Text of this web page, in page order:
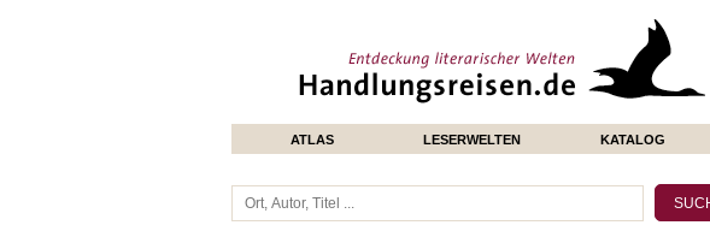
ATLAS LESERWELTEN KATALOG